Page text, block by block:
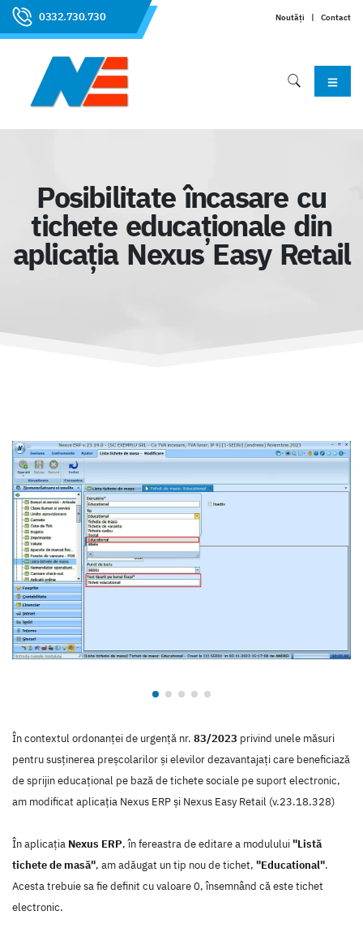
0332.730.730 Noutăți | Contact
Posibilitate încasare cu
tichete educaționale din
aplicația Nexus Easy Retail
În contextul ordonanței de urgenţă nr. 83/2023 privind unele măsuri
pentru susţinerea preşcolarilor şi elevilor dezavantajaţi care beneficiază
de sprijin educaţional pe bază de tichete sociale pe suport electronic,
am modificat aplicația Nexus ERP și Nexus Easy Retail (v.23.18.328)
În aplicația Nexus ERP, în fereastra de editare a modulului"Listă
tichete de masă", am adăugat un tip nou de tichet, "Educational".
Acesta trebuie sa fie definit cu valoare 0, însemnând că este tichet
electronic.